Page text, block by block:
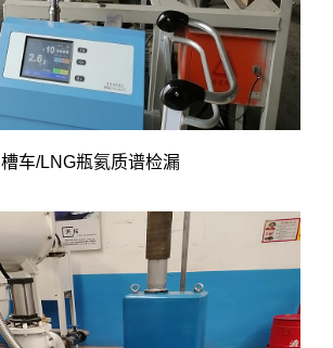
槽车/LNG瓶氦质谱检漏